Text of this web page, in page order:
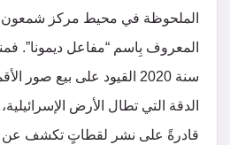
الملحوظة في محيط مركز شمعون
المعروف بِاسم “مفاعل ديمونا”.
سنة 2020 القيود على بيع
الدقة التي تطال الأرض
قادرةً على نشر لقطاتٍ تكشف عن